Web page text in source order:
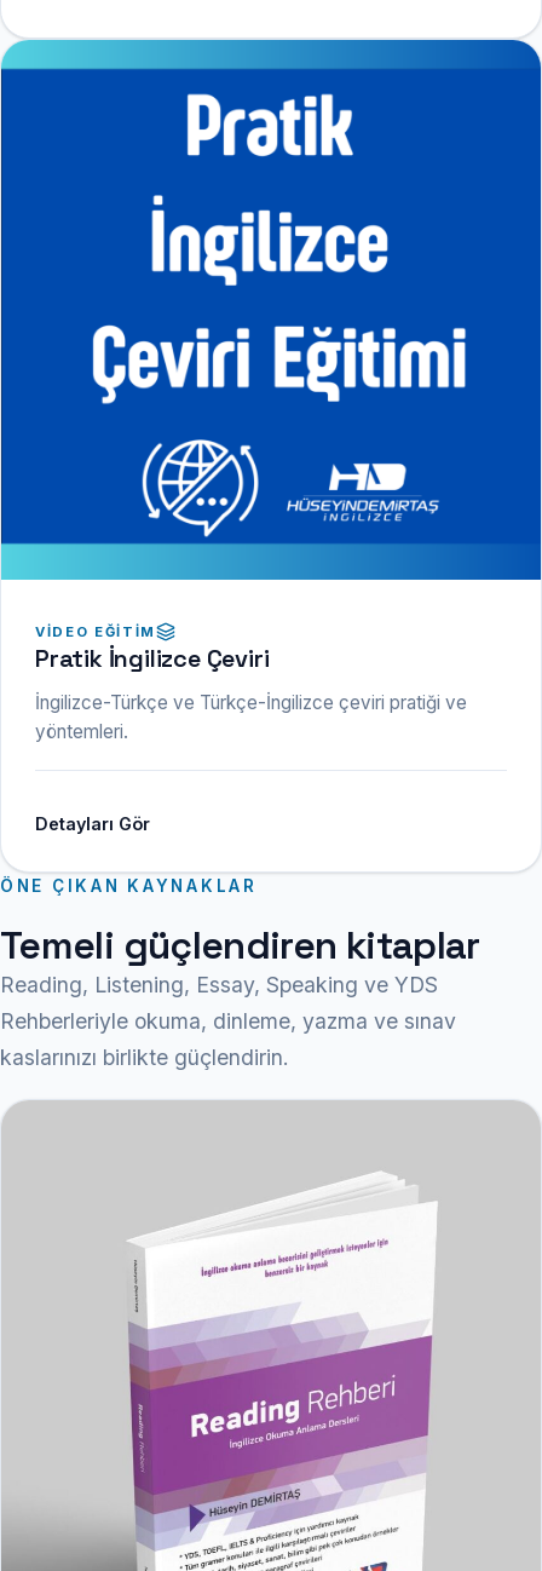
VIDEO EĞITIM
Pratik İngilizce Çeviri
İngilizce-Türkçe ve Türkçe-İngilizce çeviri pratiği ve
yöntemleri.
Detayları Gör
ÖNE ÇIKAN KAYNAKLAR
Temeli güçlendiren kitaplar
Reading, Listening, Essay, Speaking ve YDS
Rehberleriyle okuma, dinleme, yazma ve sınav
kaslarınızı birlikte güçlendirin.